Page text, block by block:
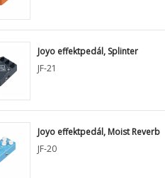
Joyo effektpedál, Splinter
JF-21
Joyo effektpedál, Moist Reverb
JF-20